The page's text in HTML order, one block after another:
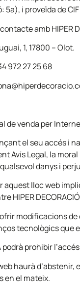
5a), i proveïda de CIF
amb HIPER
1, 17800 – Olot.
972 27 25 68
de venda per
el seu accés i
Avís Legal, la
danys i
aquest lloc web
HIPER
modificacions de
tecnològics que
podrà prohibir
haurà
en el mateix.